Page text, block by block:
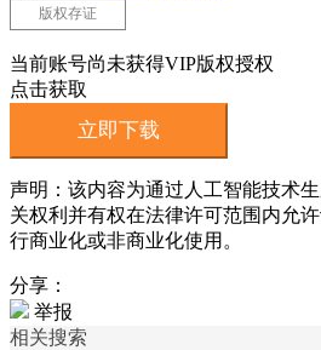
版权存证
当前账号尚未获得VIP版权授权
点击获取
立即下载
声明：该内容为通过人工智能技术
关权利并有权在法律许可范围内允
行商业化或非商业化使用。
分享：
举报
相关搜索